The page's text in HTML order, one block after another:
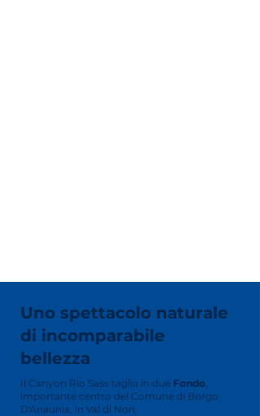
Uno spettacolo naturale
di incomparabile
bellezza
Il Canyon Rio Sass taglia in due Fondo,
importante centro del Comune di Borgo
D'Anaunia, in Val di Non.